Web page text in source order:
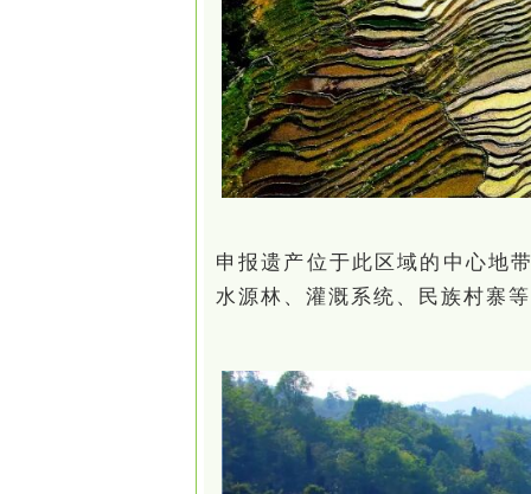
申报遗产位于此区域的中心地
水源林、灌溉系统、民族村寨